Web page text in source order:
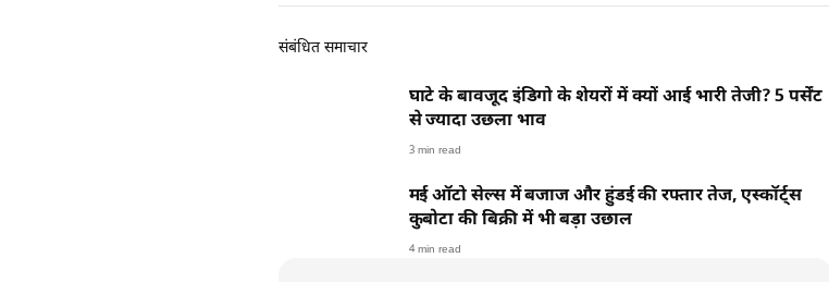
संबंधित समाचार
घाटे के बावजूद इंडिगो के शेयरों में क्यों आई भारी तेजी? 5 पर्सेंट
से ज्यादा उछला भाव
3 min read
मई ऑटो सेल्स में बजाज और हुंडई की रफ्तार तेज, एस्कॉर्ट्स
कुबोटा की बिक्री में भी बड़ा उछाल
4 min read